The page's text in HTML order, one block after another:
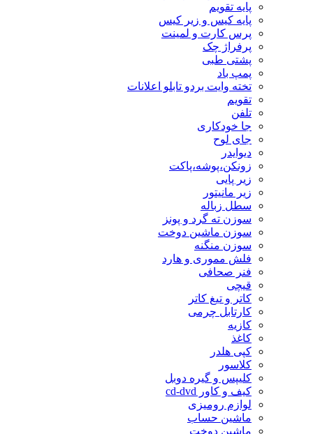
پایه تقویم
پایه کیس و زیر کیس
پرس کارت و لمینت
پرفراژ چک
پشتی طبی
پمپ باد
تخته وایت بردو تابلو اعلانات
تقویم
تلفن
جا خودکاری
جای لوح
دیوایدر
زونکن،پوشه،پاکت
زیر پایی
زیر مانیتور
سطل زباله
سوزن ته گرد و پونز
سوزن ماشین دوخت
سوزن منگنه
فلش مموری و هارد
فنر صحافی
قیچی
کاتر و تیغ کاتر
کارتابل چرمی
کازیه
کاغذ
کپی هلدر
کلاسور
کلیپس و گیره دوبل
کیف و کاور cd-dvd
لوازم رومیزی
ماشین حساب
ماشین دوخت